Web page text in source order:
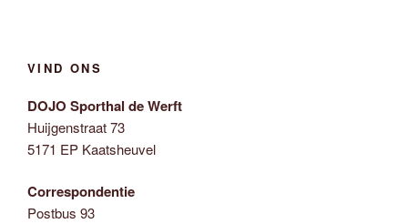
VIND ONS
DOJO Sporthal de Werft
Huijgenstraat 73
5171 EP Kaatsheuvel
Correspondentie
Postbus 93